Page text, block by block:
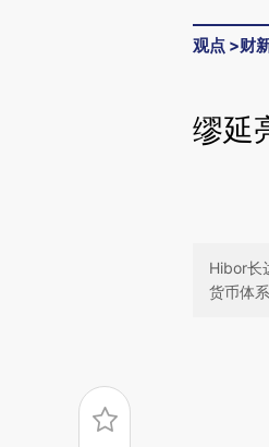
观点 >财
缪延
Hibor长
货币体